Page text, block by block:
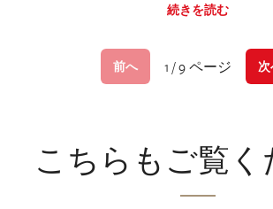
続きを読む
前へ 1 / 9 ページ
こちらもご覧く